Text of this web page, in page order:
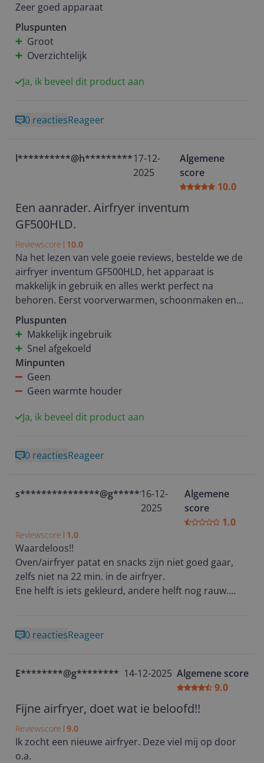
Zeer goed apparaat
Pluspunten
Groot
Overzichtelijk
Ja, ik beveel dit product aan
0 reactiesReageer
l**********@h**********17-12-
2025
Algemene
score
10.0
Een aanrader. Airfryer inventum
GF500HLD.
Reviewscore 10.0
Na het lezen van vele goeie reviews, bestelde we de
airfryer inventum GF500HLD, het apparaat is
makkelijk in gebruik en alles werkt perfect na
behoren. Eerst voorverwarmen, schoonmaken en
de frieten kunnen erin. De frietjes en frikadellen
smaakte heerlijk. We zijn niewschierig na wat er nog
meer in gebakken gaat worden. Dit is een top
product.
Pluspunten
Makkelijk ingebruik
Snel afgekoeld
Minpunten
Geen
Geen warmte houder
Ja, ik beveel dit product aan
0 reactiesReageer
s***************@g********16-12-
2025
Algemene
score
1.0
Reviewscore 1.0
Waardeloos!!
Oven/airfryer patat en snacks zijn niet goed gaar,
zelfs niet na 22 min. in de airfryer.
Ene helft is iets gekleurd, andere helft nog rauw.
Wilde dat ik deze review had gelezen voor de tijd.
0 reactiesReageer
E********@g******** 14-12-2025 Algemene score
9.0
Fijne airfryer, doet wat ie beloofd!!
Reviewscore 9.0
Ik zocht een nieuwe airfryer. Deze viel mij op door
o.a.